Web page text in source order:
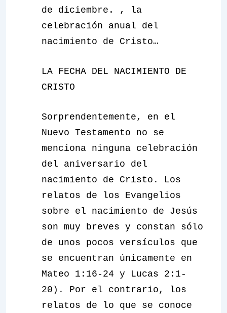
de diciembre. , la
celebración anual del
nacimiento de Cristo…
LA FECHA DEL NACIMIENTO DE
CRISTO
Sorprendentemente, en el
Nuevo Testamento no se
menciona ninguna celebración
del aniversario del
nacimiento de Cristo. Los
relatos de los Evangelios
sobre el nacimiento de Jesús
son muy breves y constan sólo
de unos pocos versículos que
se encuentran únicamente en
Mateo 1:16-24 y Lucas 2:1-
20). Por el contrario, los
relatos de lo que se conoce